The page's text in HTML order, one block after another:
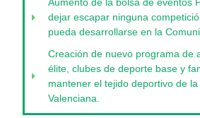
Aumento de la bolsa de eventos
dejar escapar ninguna
pueda desarrollarse en la
Creación de nuevo programa de
élite, clubes de deporte base y
mantener el tejido deportivo de
Valenciana.